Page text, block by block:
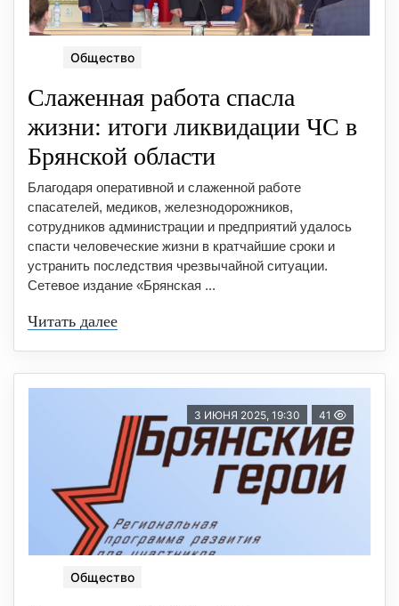
Общество
Слаженная работа спасла
жизни: итоги ликвидации ЧС в
Брянской области
Благодаря оперативной и слаженной работе
спасателей, медиков, железнодорожников,
сотрудников администрации и предприятий удалось
спасти человеческие жизни в кратчайшие сроки и
устранить последствия чрезвычайной ситуации.
Сетевое издание «Брянская ...
Читать далее
3 ИЮНЯ 2025, 19:30 41
Общество